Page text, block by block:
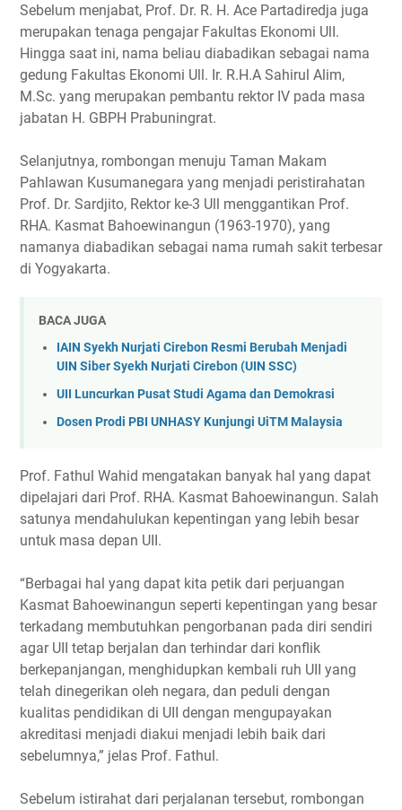
Sebelum menjabat, Prof. Dr. R. H. Ace Partadiredja juga
merupakan tenaga pengajar Fakultas Ekonomi UlI.
Hingga saat ini, nama beliau diabadikan sebagai nama
gedung Fakultas Ekonomi Ull. Ir. R.H.A Sahirul Alim,
M.Sc. yang merupakan pembantu rektor IV pada masa
jabatan H. GBPH Prabuningrat.
Selanjutnya, rombongan menuju Taman Makam
Pahlawan Kusumanegara yang menjadi peristirahatan
Prof. Dr. Sardjito, Rektor ke-3 Ull menggantikan Prof.
RHA. Kasmat Bahoewinangun (1963-1970), yang
namanya diabadikan sebagai nama rumah sakit terbesar
di Yogyakarta.
BACA JUGA
IAIN Syekh Nurjati Cirebon Resmi Berubah Menjadi
UIN Siber Syekh Nurjati Cirebon (UIN SSC)
UII Luncurkan Pusat Studi Agama dan Demokrasi
Dosen Prodi PBI UNHASY Kunjungi UiTM Malaysia
Prof. Fathul Wahid mengatakan banyak hal yang dapat
dipelajari dari Prof. RHA. Kasmat Bahoewinangun. Salah
satunya mendahulukan kepentingan yang lebih besar
untuk masa depan UII.
“Berbagai hal yang dapat kita petik dari perjuangan
Kasmat Bahoewinangun seperti kepentingan yang besar
terkadang membutuhkan pengorbanan pada diri sendiri
agar UII tetap berjalan dan terhindar dari konflik
berkepanjangan, menghidupkan kembali ruh UII yang
telah dinegerikan oleh negara, dan peduli dengan
kualitas pendidikan di UII dengan mengupayakan
akreditasi menjadi diakui menjadi lebih baik dari
sebelumnya,” jelas Prof. Fathul.
Sebelum istirahat dari perjalanan tersebut, rombongan